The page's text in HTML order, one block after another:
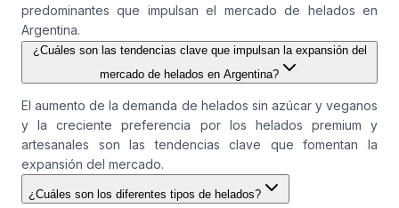
predominantes que impulsan el mercado de helados en
Argentina.
¿Cuáles son las tendencias clave que impulsan la expansión del
mercado de helados en Argentina?
El aumento de la demanda de helados sin azúcar y veganos
y la creciente preferencia por los helados premium y
artesanales son las tendencias clave que fomentan la
expansión del mercado.
¿Cuáles son los diferentes tipos de helados?